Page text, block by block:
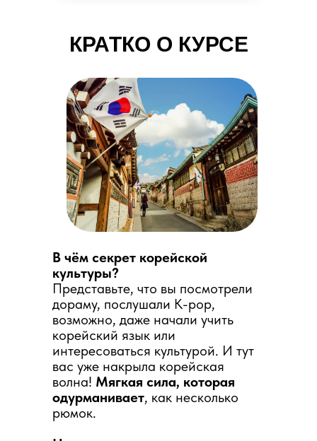
КРАТКО О КУРСЕ
В чём секрет корейской
культуры?
Представьте, что вы посмотрели
дораму, послушали K-pop,
возможно, даже начали учить
корейский язык или
интересоваться культурой. И тут
вас уже накрыла корейская
волна! Мягкая сила, которая
одурманивает, как несколько
рюмок.